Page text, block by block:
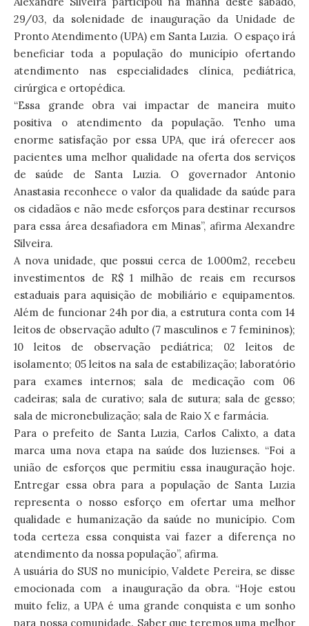
29/03, da solenidade de inauguração da Unidade de
Pronto Atendimento (UPA) em Santa Luzia. O espaço irá
beneficiar toda a população do município ofertando
atendimento nas especialidades clínica, pediátrica,
cirúrgica e ortopédica.
“Essa grande obra vai impactar de maneira muito
positiva o atendimento da população. Tenho uma
enorme satisfação por essa UPA, que irá oferecer aos
pacientes uma melhor qualidade na oferta dos serviços
de saúde de Santa Luzia. O governador Antonio
Anastasia reconhece o valor da qualidade da saúde para
os cidadãos e não mede esforços para destinar recursos
para essa área desafiadora em Minas”, afirma Alexandre
Silveira.
A nova unidade, que possui cerca de 1.000m2, recebeu
investimentos de R$ 1 milhão de reais em recursos
estaduais para aquisição de mobiliário e equipamentos.
Além de funcionar 24h por dia, a estrutura conta com 14
leitos de observação adulto (7 masculinos e 7 femininos);
10 leitos de observação pediátrica; 02 leitos de
isolamento; 05 leitos na sala de estabilização; laboratório
para exames internos; sala de medicação com 06
cadeiras; sala de curativo; sala de sutura; sala de gesso;
sala de micronebulização; sala de Raio X e farmácia.
Para o prefeito de Santa Luzia, Carlos Calixto, a data
marca uma nova etapa na saúde dos luzienses. “Foi a
união de esforços que permitiu essa inauguração hoje.
Entregar essa obra para a população de Santa Luzia
representa o nosso esforço em ofertar uma melhor
qualidade e humanização da saúde no município. Com
toda certeza essa conquista vai fazer a diferença no
atendimento da nossa população”, afirma.
A usuária do SUS no município, Valdete Pereira, se disse
emocionada com a inauguração da obra. “Hoje estou
muito feliz, a UPA é uma grande conquista e um sonho
para nossa comunidade. Saber que teremos uma melhor